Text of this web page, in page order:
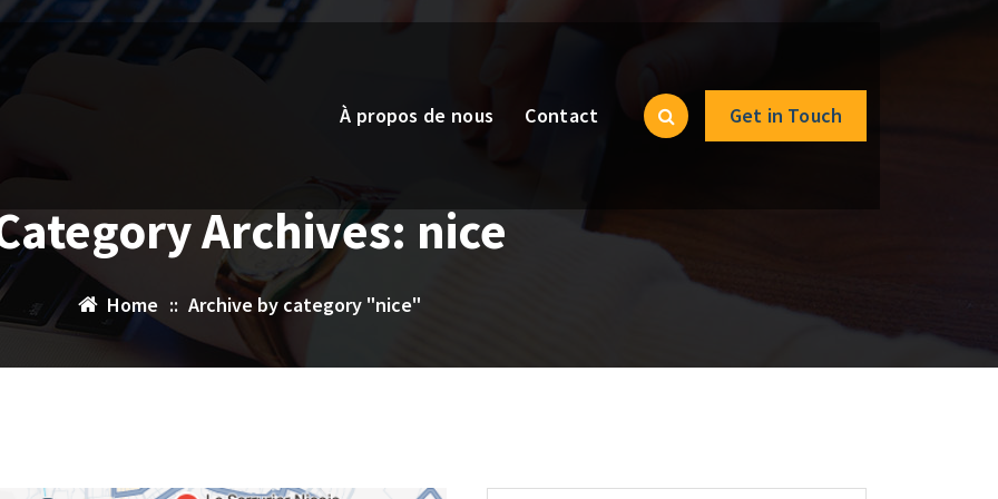
À propos de nous Contact Get in Touch
Archives: nice
Home :: Archive by category "nice"